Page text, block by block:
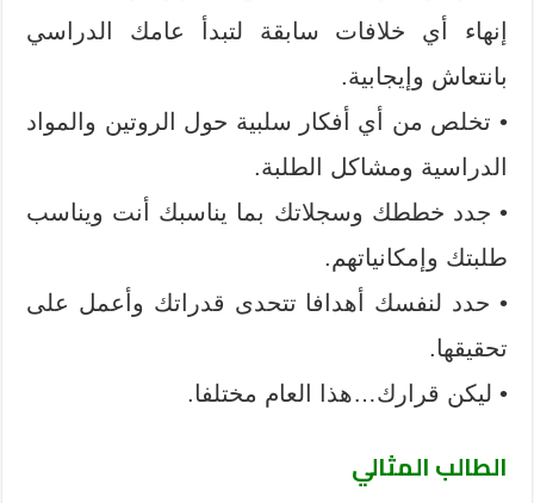
إنهاء أي خلافات سابقة لتبدأ عامك الدراسي
بانتعاش وإيجابية.
• تخلص من أي أفكار سلبية حول الروتين والمواد
الدراسية ومشاكل الطلبة.
• جدد خططك وسجلاتك بما يناسبك أنت ويناسب
طلبتك وإمكانياتهم.
• حدد لنفسك أهدافا تتحدى قدراتك وأعمل على
تحقيقها.
• ليكن قرارك…هذا العام مختلفا.
الطالب المثالي